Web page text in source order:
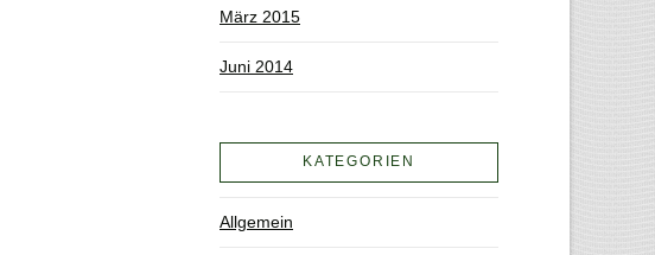
März 2015
Juni 2014
KATEGORIEN
Allgemein